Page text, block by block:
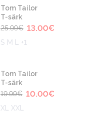
-50%
Tom Tailor
T-särk
25.99€ 13.00€
S M L +1
-50%
Tom Tailor
T-särk
19.99€ 10.00€
XL XXL